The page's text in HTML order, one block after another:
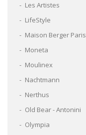
Les Artistes
LifeStyle
Maison Berger Paris
Moneta
Moulinex
Nachtmann
Nerthus
Old Bear - Antonini
Olympia